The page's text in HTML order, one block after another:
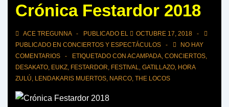
Crónica Festardor 2018
ACE TREGUNNA PUBLICADO EL
OCTUBRE 17, 2018
PUBLICADO EN CONCIERTOS Y ESPECTÁCULOS
NO HAY
COMENTARIOS
ETIQUETADO CON ACAMPADA CONCIERTOS
DESAKATO EUKZ FESTARDOR FESTIVAL GATILLAZO HORA
ZULÚ LENDAKARIS MUERTOS NARCO THE LOCOS